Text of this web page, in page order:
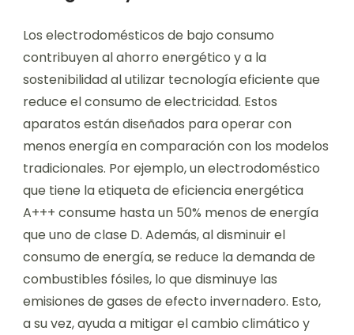
Los electrodomésticos de bajo consumo
contribuyen al ahorro energético y a la
sostenibilidad al utilizar tecnología eficiente que
reduce el consumo de electricidad. Estos
aparatos están diseñados para operar con
menos energía en comparación con los modelos
tradicionales. Por ejemplo, un electrodoméstico
que tiene la etiqueta de eficiencia energética
A+++ consume hasta un 50% menos de energía
que uno de clase D. Además, al disminuir el
consumo de energía, se reduce la demanda de
combustibles fósiles, lo que disminuye las
emisiones de gases de efecto invernadero. Esto,
a su vez, ayuda a mitigar el cambio climático y